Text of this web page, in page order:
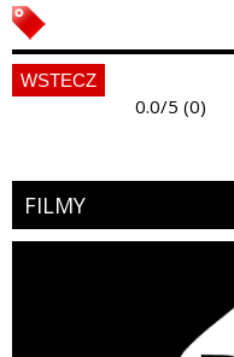
WSTECZ
0.0/5 (0)
FILMY